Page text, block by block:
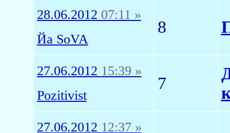
28.06.2012 07:11 »
Йа SoVA
8
27.06.2012 15:39 »
Pozitivist
7
27.06.2012 12:37 »